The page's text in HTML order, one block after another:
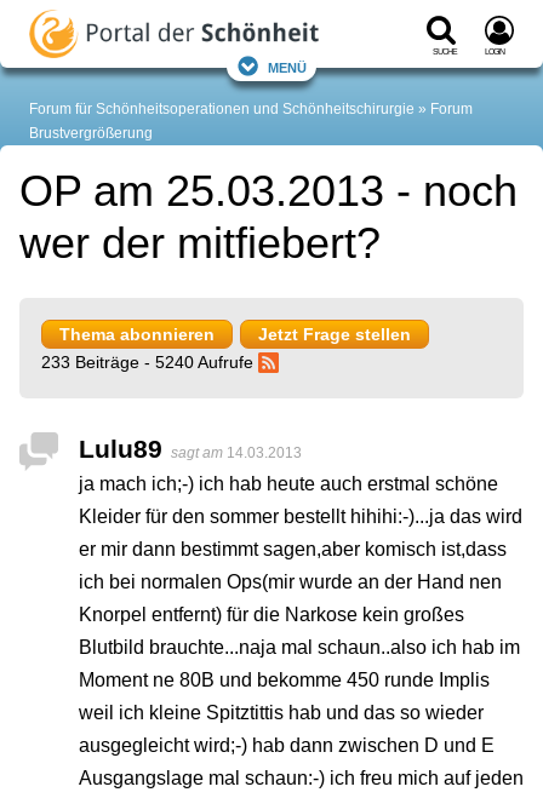
Suche Login
Menü
Forum für Schönheitsoperationen und Schönheitschirurgie
Forum
Brustvergrößerung
OP am 25.03.2013 - noch
wer der mitfiebert?
Thema abonnieren
Jetzt Frage stellen
233 Beiträge - 5240 Aufrufe
Lulu89 sagt am 14.03.2013
ja mach ich;-) ich hab heute auch erstmal schöne
Kleider für den sommer bestellt hihihi:-)...ja das wird
er mir dann bestimmt sagen,aber komisch ist,dass
ich bei normalen Ops(mir wurde an der Hand nen
Knorpel entfernt) für die Narkose kein großes
Blutbild brauchte...naja mal schaun..also ich hab im
Moment ne 80B und bekomme 450 runde Implis
weil ich kleine Spitztittis hab und das so wieder
ausgegleicht wird;-) hab dann zwischen D und E
Ausgangslage mal schaun:-) ich freu mich auf jeden